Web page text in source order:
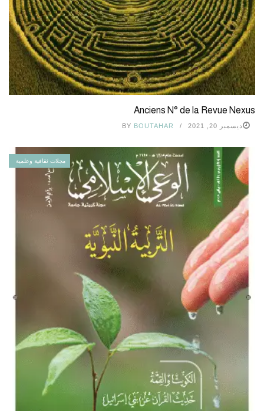
Anciens N° de la Revue Nexus
ديسمبر 20, 2021 BY BOUTAHAR
مجلات ثقافية وعلمية